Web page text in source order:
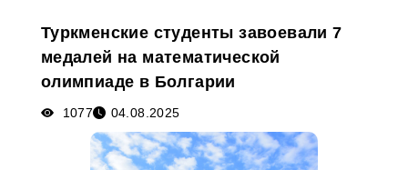
Медиа
Афиша
Туркменские студенты завоевали 7
медалей на математической
олимпиаде в Болгарии
1077 04.08.2025